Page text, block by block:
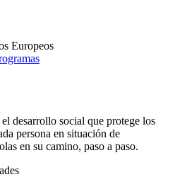
Europeos
desarrollo social que protege los
persona en situación de
en su camino, paso a paso.